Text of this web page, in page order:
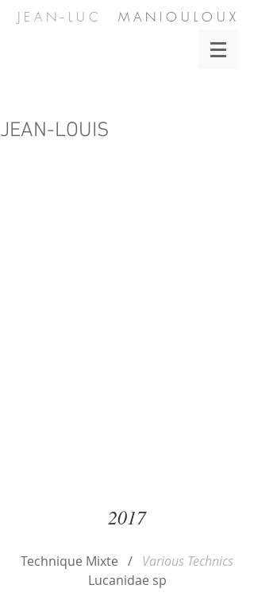
J E A N -- L U C M A N I O U L O U X
JEAN-LOUIS
2017
Technique Mixte   / Various Technics
Lucanidae sp